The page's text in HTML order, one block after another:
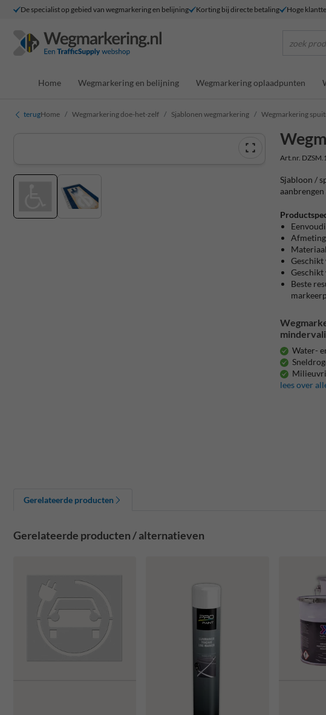
De specialist op gebied van wegmarkering en belijning Korting bij directe betaling Hoge
zoek
Home Wegmarkering en belijning Wegmarkering oplaadpunten
terugHome Wegmarkering doe-het-zelf Sjablonen wegmarkering Wegmarkering
Art.nr.
Sjabloon /
Beste
Water-
lees over
Gerelateerde producten
Gerelateerde producten / alternatieven